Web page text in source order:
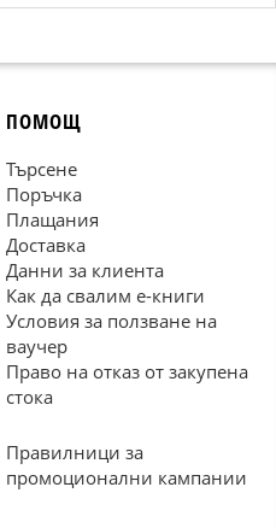
ПОМОЩ
Търсене
Поръчка
Плащания
Доставка
Данни за клиента
Как да свалим е-книги
Условия за ползване на
ваучер
Право на отказ от закупена
стока
Правилници за
промоционални кампании